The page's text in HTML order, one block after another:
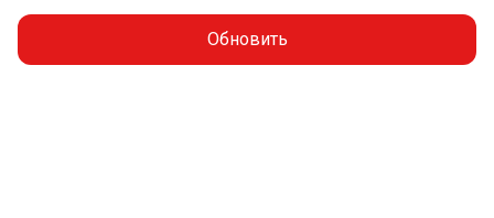
Обновить